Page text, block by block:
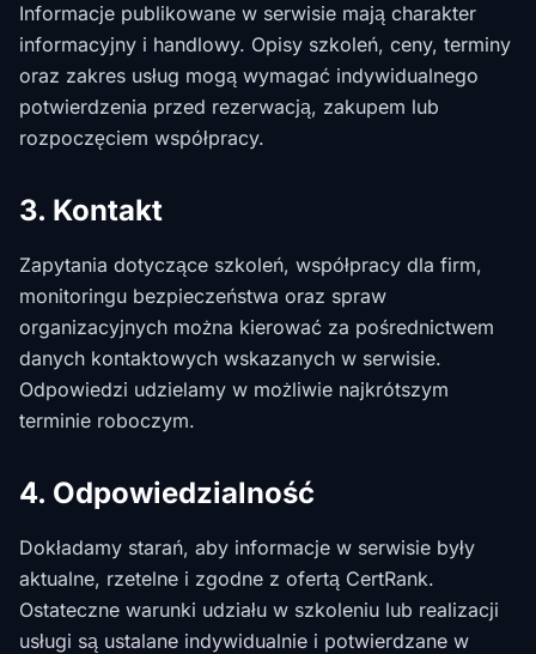
Informacje publikowane w serwisie mają charakter
informacyjny i handlowy. Opisy szkoleń, ceny, terminy
oraz zakres usług mogą wymagać indywidualnego
potwierdzenia przed rezerwacją, zakupem lub
rozpoczęciem współpracy.
3. Kontakt
Zapytania dotyczące szkoleń, współpracy dla firm,
monitoringu bezpieczeństwa oraz spraw
organizacyjnych można kierować za pośrednictwem
danych kontaktowych wskazanych w serwisie.
Odpowiedzi udzielamy w możliwie najkrótszym
terminie roboczym.
4. Odpowiedzialność
Dokładamy starań, aby informacje w serwisie były
aktualne, rzetelne i zgodne z ofertą CertRank.
Ostateczne warunki udziału w szkoleniu lub realizacji
usługi są ustalane indywidualnie i potwierdzane w